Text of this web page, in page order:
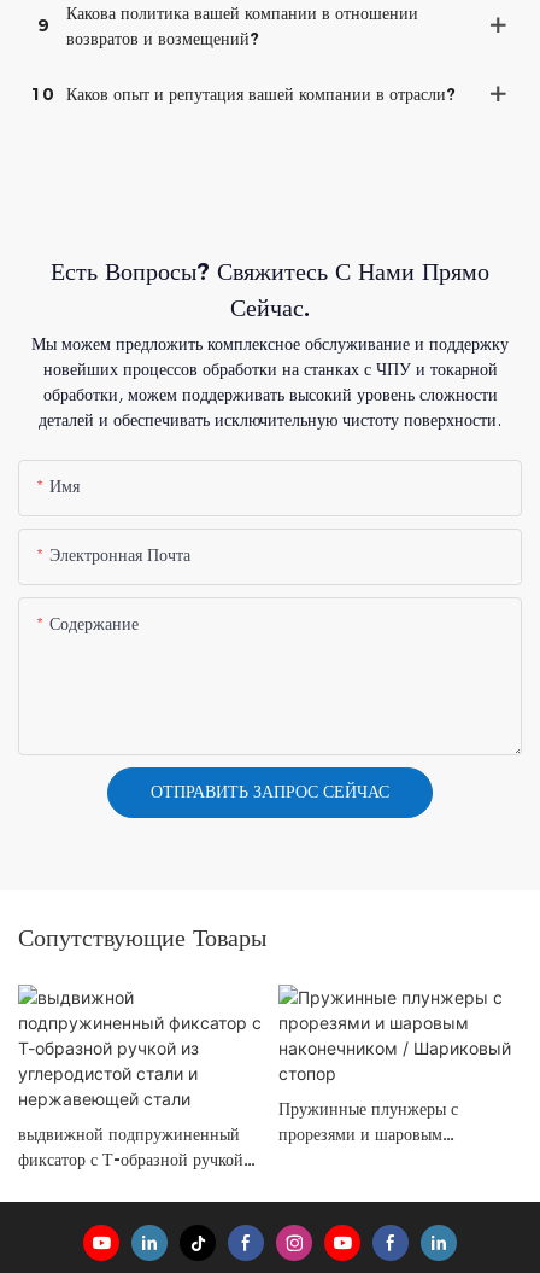
9
Какова политика вашей компании в отношении
возвратов и возмещений?
10 Каков опыт и репутация вашей компании в отрасли?
Есть Вопросы? Свяжитесь С Нами Прямо
Сейчас.
Мы можем предложить комплексное обслуживание и поддержку
новейших процессов обработки на станках с ЧПУ и токарной
обработки, можем поддерживать высокий уровень сложности
деталей и обеспечивать исключительную чистоту поверхности.
Имя
Электронная Почта
Содержание
ОТПРАВИТЬ ЗАПРОС СЕЙЧАС
Сопутствующие Товары
выдвижной подпружиненный
фиксатор с Т-образной ручкой
Пружинные плунжеры с
прорезями и шаровым